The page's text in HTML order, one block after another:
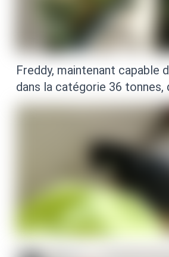
Freddy, maintenant capable
dans la catégorie 36 tonnes,